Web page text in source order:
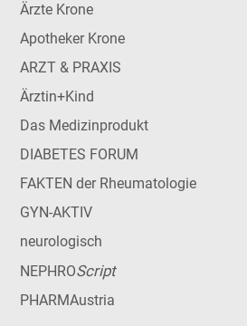
Ärzte Krone
Apotheker Krone
ARZT & PRAXIS
Ärztin+Kind
Das Medizinprodukt
DIABETES FORUM
FAKTEN der Rheumatologie
GYN-AKTIV
neurologisch
NEPHROScript
PHARMAustria